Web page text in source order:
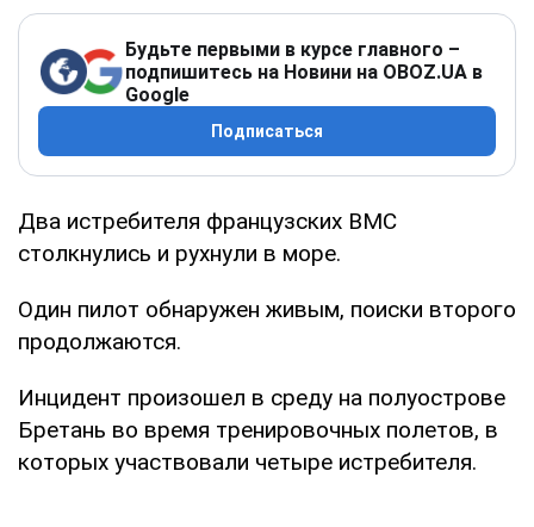
Будьте первыми в курсе главного –
подпишитесь на Новини на OBOZ.UA в
Google
Подписаться
Два истребителя французских ВМС
столкнулись и рухнули в море.
Один пилот обнаружен живым, поиски второго
продолжаются.
Инцидент произошел в среду на полуострове
Бретань во время тренировочных полетов, в
которых участвовали четыре истребителя.